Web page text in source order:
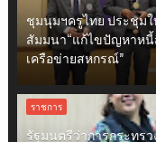
ชุมนุมฯครูไทย ประชุม
สัมมนา“แก้ไขปัญหาห
เครือข่ายสหกรณ์”
ราชการ
รัฐมนตรีว่าการกระทร